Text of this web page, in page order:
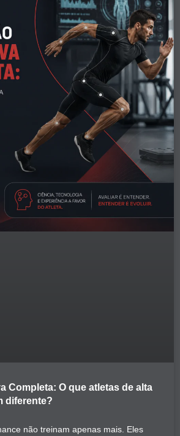
Completa: O que atletas de alta
diferente?
não treinam apenas mais. Eles